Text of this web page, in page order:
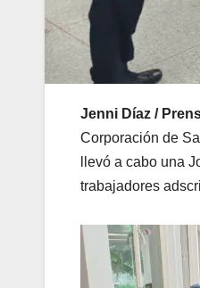
Jenni Díaz /
Corporación de
llevó a cabo una
trabajadores